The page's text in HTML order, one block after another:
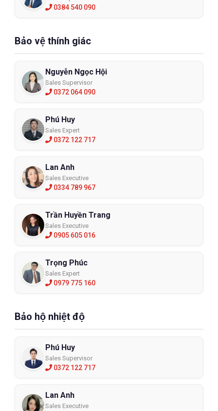
0384 540 090
Bảo vệ thính giác
Nguyễn Ngọc Hội
Sales Supervisor
0372 064 090
Phú Huy
Sales Expert
0372 122 717
Lan Anh
Sales Executive
0334 789 967
Trần Huyền Trang
Sales Executive
0905 605 016
Trọng Phúc
Sales Expert
0979 775 160
Bảo hộ nhiệt độ
Phú Huy
Sales Supervisor
0372 122 717
Lan Anh
Sales Executive